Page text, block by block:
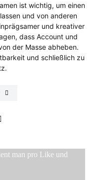
ist wichtig, um einen
und von anderen
und kreativer
dass Account und
der Masse abheben.
und schließlich zu